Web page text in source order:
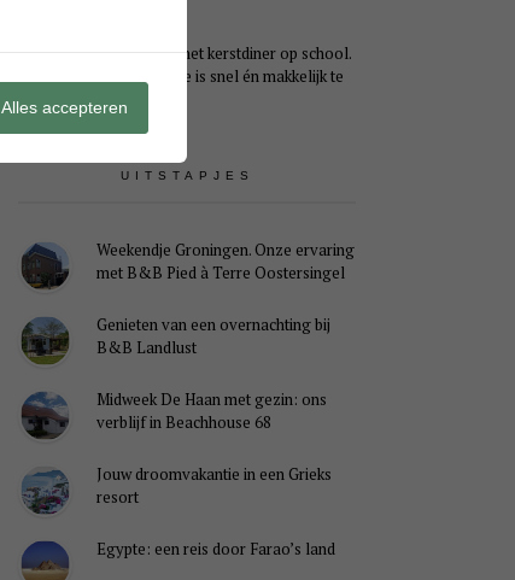
Ideaal voor het kerstdiner op school.
Dit kersthapje is snel én makkelijk te
UITSTAPJES
Weekendje Groningen. Onze ervaring
met B&B Pied à Terre Oostersingel
Genieten van een overnachting bij
B&B Landlust
Midweek De Haan met gezin: ons
verblijf in Beachhouse 68
Jouw droomvakantie in een Grieks
resort
Egypte: een reis door Farao’s land
Alles accepteren